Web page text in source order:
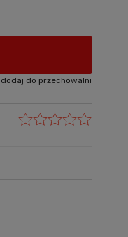
dodaj do przechowalni